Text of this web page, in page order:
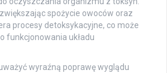
spożycie owoców oraz
procesy detoksykacyjne, co może
funkcjonowania układu
wyraźną poprawę wyglądu